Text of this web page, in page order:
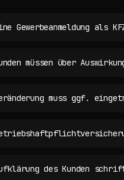
Gewerbeanmeldung
müssen über
muss ggf.
des Kunden